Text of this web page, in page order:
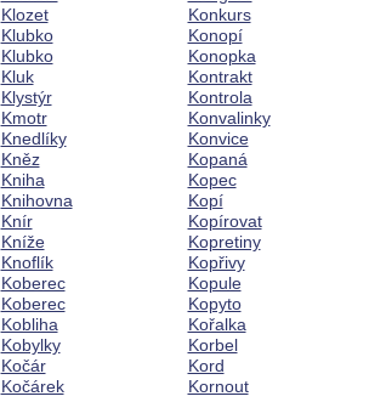
Klozet
Klubko
Klubko
Kluk
Klystýr
Kmotr
Knedlíky
Kněz
Kniha
Knihovna
Knír
Kníže
Knoflík
Koberec
Koberec
Kobliha
Kobylky
Kočár
Kočárek
Konkurs
Konopí
Konopka
Kontrakt
Kontrola
Konvalinky
Konvice
Kopaná
Kopec
Kopí
Kopírovat
Kopretiny
Kopřivy
Kopule
Kopyto
Kořalka
Korbel
Kord
Kornout